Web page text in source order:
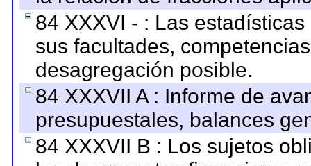
84 XXXVI - : Las
sus facultades,
desagregación posible.
84 XXXVII A : Informe de
presupuestales, balances
84 XXXVII B : Los sujetos